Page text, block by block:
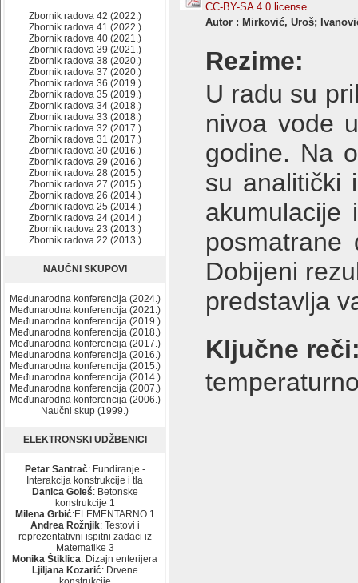
Zbornik radova 42 (2022.)
Zbornik radova 41 (2022.)
Zbornik radova 40 (2021.)
Zbornik radova 39 (2021.)
Zbornik radova 38 (2020.)
Zbornik radova 37 (2020.)
Zbornik radova 36 (2019.)
Zbornik radova 35 (2019.)
Zbornik radova 34 (2018.)
Zbornik radova 33 (2018.)
Zbornik radova 32 (2017.)
Zbornik radova 31 (2017.)
Zbornik radova 30 (2016.)
Zbornik radova 29 (2016.)
Zbornik radova 28 (2015.)
Zbornik radova 27 (2015.)
Zbornik radova 26 (2014.)
Zbornik radova 25 (2014.)
Zbornik radova 24 (2014.)
Zbornik radova 23 (2013.)
Zbornik radova 22 (2013.)
NAUČNI SKUPOVI
Međunarodna konferencija (2024.)
Međunarodna konferencija (2021.)
Međunarodna konferencija (2019.)
Međunarodna konferencija (2018.)
Međunarodna konferencija (2017.)
Međunarodna konferencija (2016.)
Međunarodna konferencija (2015.)
Međunarodna konferencija (2014.)
Međunarodna konferencija (2007.)
Međunarodna konferencija (2006.)
Naučni skup (1999.)
ELEKTRONSKI UDŽBENICI
Petar Santrač: Fundiranje -
Interakcija konstrukcije i tla
Danica Goleš: Betonske
konstrukcije 1
Milena Grbić:ELEMENTARNO.1
Andrea Rožnjik: Testovi i
reprezentativni ispitni zadaci iz
Matematike 3
Monika Štiklica: Dizajn enterijera
Ljiljana Kozarić: Drvene
CC-BY-SA 4.0 license
Autor : Mirković, Uroš;
Rezime:
U radu su
nivoa vode
godine. Na
su analitički
akumulacije
posmatrane
Dobijeni
predstavlja
Ključne